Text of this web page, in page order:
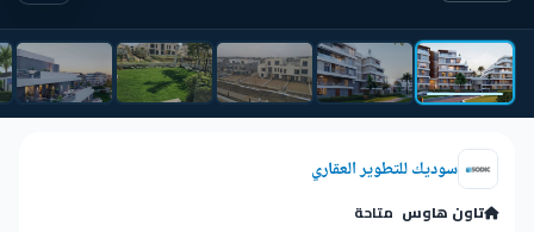
سوديك للتطوير العقاري
تاون هاوس متاحة